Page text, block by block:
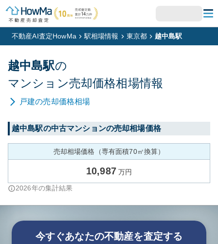
不動産AI査定HowMa 駅相場情報 東京都 越中島駅
越中島駅の
マンション売却価格相場情報
戸建の売却価格相場
越中島駅の中古マンションの売却相場価格
売却相場価格（専有面積70㎡換算）
10,987 万円
2026年の集計結果
今すぐあなたの不動産を査定する